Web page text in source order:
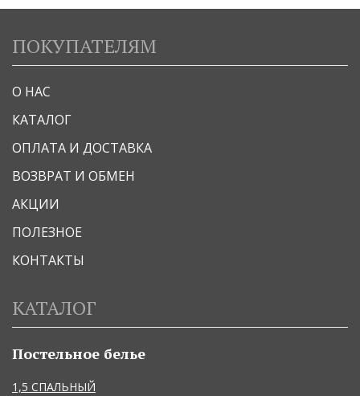
ПОКУПАТЕЛЯМ
О НАС
КАТАЛОГ
ОПЛАТА И ДОСТАВКА
ВОЗВРАТ И ОБМЕН
АКЦИИ
ПОЛЕЗНОЕ
КОНТАКТЫ
КАТАЛОГ
Постельное белье
1,5 СПАЛЬНЫЙ